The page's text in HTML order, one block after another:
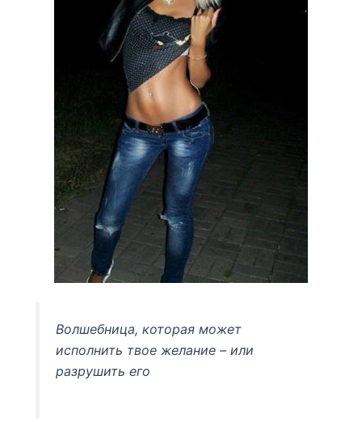
Волшебница, которая может
исполнить твое желание – или
разрушить его